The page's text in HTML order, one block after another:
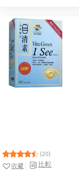
(20)
比較
收藏